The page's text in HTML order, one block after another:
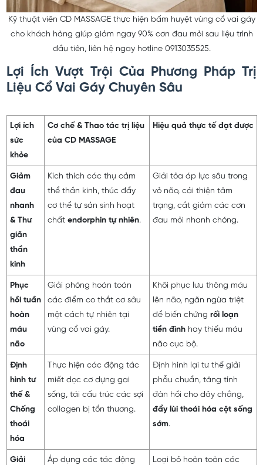
Kỹ thuật viên CD MASSAGE thực hiện bấm huyệt vùng cổ vai gáy
cho khách hàng giúp giảm ngay 90% cơn đau mỏi sau liệu trình
đầu tiên, liên hệ ngay hotline 0913035525.
Lợi Ích Vượt Trội Của Phương Pháp Trị
Liệu Cổ Vai Gáy Chuyên Sâu
Lợi ích
sức
khỏe
Cơ chế & Thao tác trị liệu
của CD MASSAGE
Hiệu quả thực tế đạt được
Giảm
đau
nhanh
& Thư
giãn
thần
kinh
Kích thích các thụ cảm
thể thần kinh, thúc đẩy
cơ thể tự sản sinh hoạt
chất endorphin tự nhiên.
Giải tỏa áp lực sâu trong
vỏ não, cải thiện tâm
trạng, cắt giảm các cơn
đau mỏi nhanh chóng.
Phục
hồi tuần
hoàn
máu
não
Giải phóng hoàn toàn
các điểm co thắt cơ sâu
một cách tự nhiên tại
vùng cổ vai gáy.
Khôi phục lưu thông máu
lên não, ngăn ngừa triệt
để biến chứng rối loạn
tiền đìnhhay thiếu máu
não cục bộ.
Định
hình tư
thế &
Chống
thoái
hóa
Thực hiện các động tác
miết dọc cơ dựng gai
sống, tái cấu trúc các sợi
collagen bị tổn thương.
Định hình lại tư thế giải
phẫu chuẩn, tăng tính
đàn hồi cho dây chằng,
đẩy lùi thoái hóa cột sống
sớm.
Giải
Áp dụng các tác động
Loại bỏ hoàn toàn các